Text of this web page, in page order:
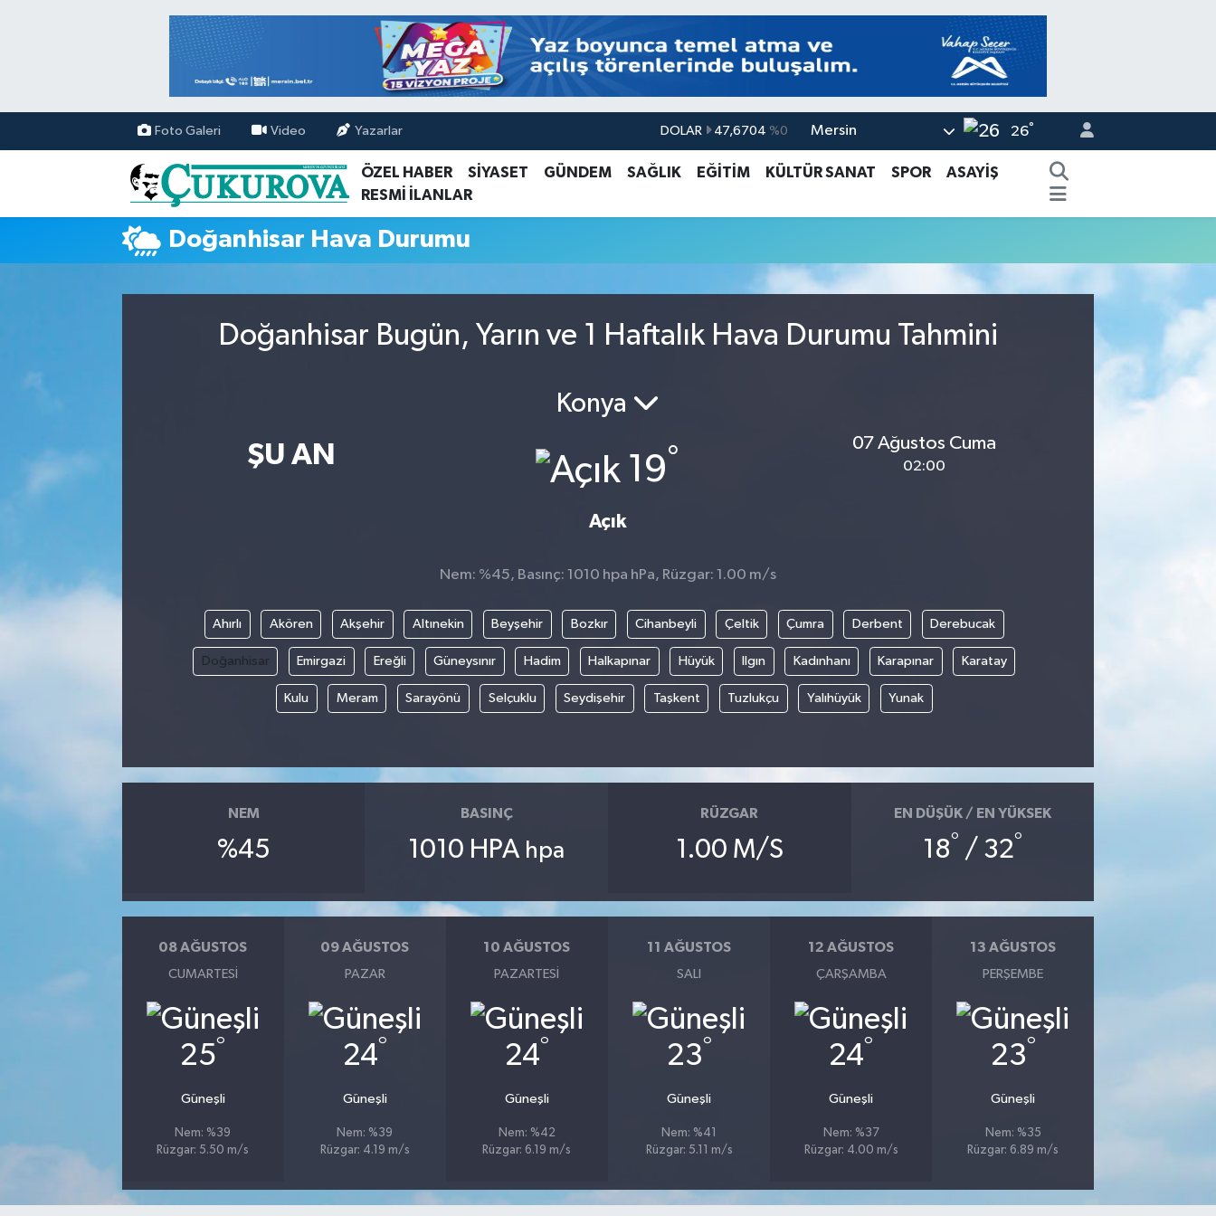
Foto Galeri Video Yazarlar DOLAR 47,6704 %0
EURO 55,0406 %-0.08
BITCOIN 64.225,61 %-0.63
Mersin 26°
ÖZEL HABER SİYASET GÜNDEM SAĞLIK EĞİTİM KÜLTÜR SANAT SPOR
ASAYİŞ
RESMİ İLANLAR
Doğanhisar Hava Durumu
Doğanhisar Bugün, Yarın ve 1 Haftalık Hava Durumu Tahmini
ŞU AN
Konya
19°
Açık
07 Ağustos Cuma
02:00
Nem: %45, Basınç: 1010 hpa hPa, Rüzgar: 1.00 m/s
Ahırlı Akören Akşehir Altınekin Beyşehir Bozkır Cihanbeyli Çeltik Çumra Derbent Derebucak
Doğanhisar Emirgazi Ereğli Güneysınır Hadim Halkapınar Hüyük Ilgın Kadınhanı Karapınar Karatay
Kulu Meram Sarayönü Selçuklu Seydişehir Taşkent Tuzlukçu Yalıhüyük Yunak
NEM
%45
BASINÇ
1010 HPA hpa
RÜZGAR
1.00 M/S
EN DÜŞÜK / EN YÜKSEK
18° / 32°
08 AĞUSTOS
CUMARTESI
25°
Güneşli
Nem: %39
Rüzgar: 5.50 m/s
09 AĞUSTOS
PAZAR
24°
Güneşli
Nem: %39
Rüzgar: 4.19 m/s
10 AĞUSTOS
PAZARTESI
24°
Güneşli
Nem: %42
Rüzgar: 6.19 m/s
11 AĞUSTOS
SALI
23°
Güneşli
Nem: %41
Rüzgar: 5.11 m/s
12 AĞUSTOS
ÇARŞAMBA
24°
Güneşli
Nem: %37
Rüzgar: 4.00 m/s
13 AĞUSTOS
PERŞEMBE
23°
Güneşli
Nem: %35
Rüzgar: 6.89 m/s
Mersin Nöbetçi Eczaneler
Mersin Hava Durumu
Mersin Namaz Vakitleri
Mersin Trafik Yoğunluk Haritası
Süper Lig Puan Durumu ve Fikstür
Tüm Manşetler